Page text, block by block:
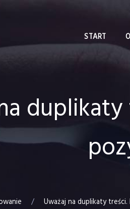
START
/ Uważaj na duplikaty